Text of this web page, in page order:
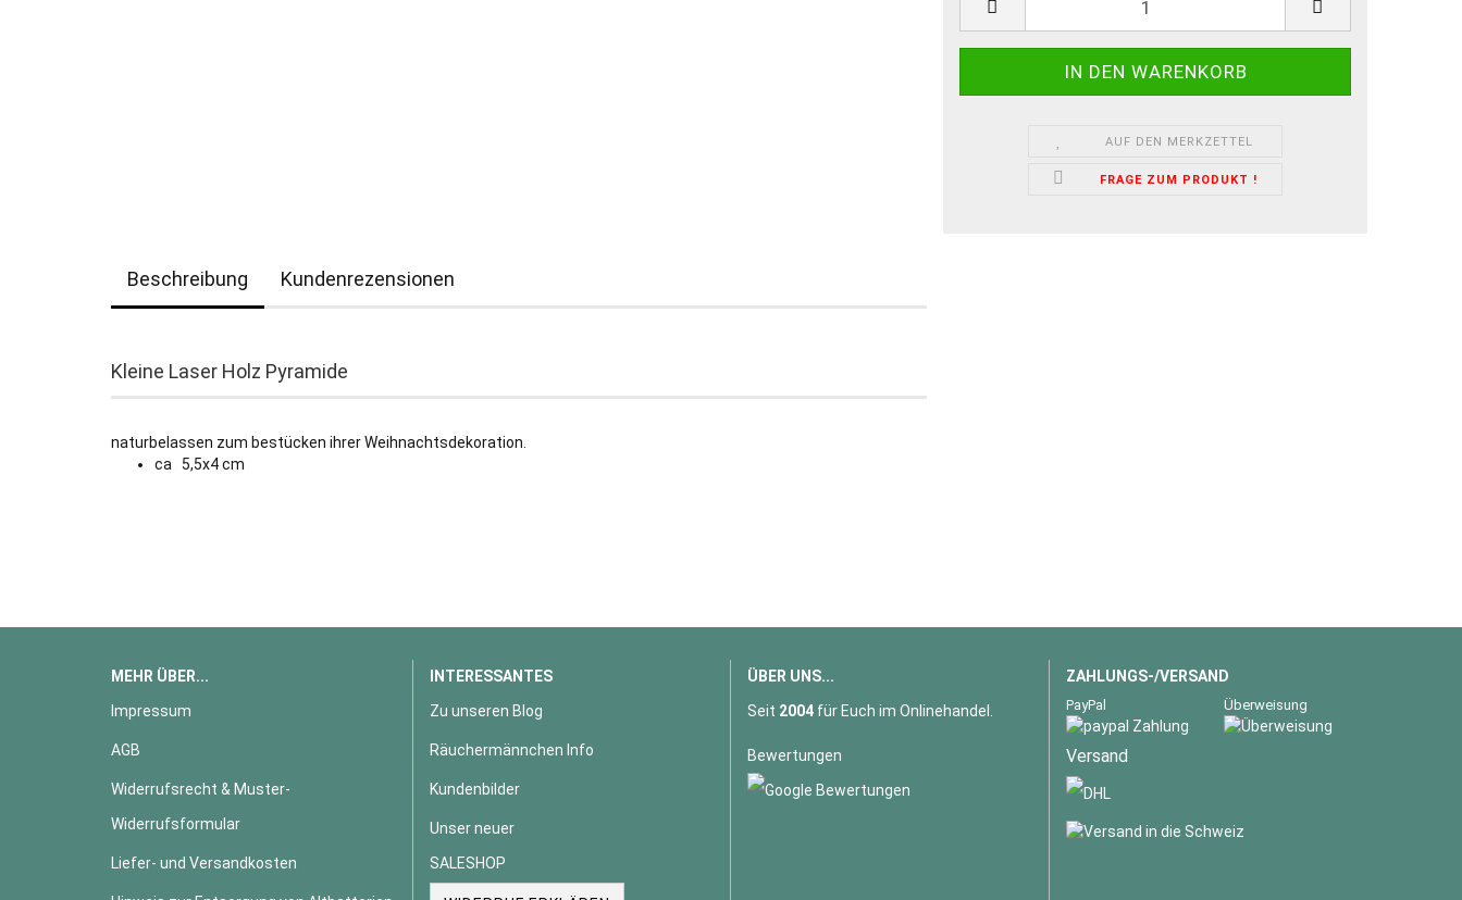
AUF DEN MERKZETTEL
FRAGE ZUM PRODUKT !
Beschreibung Kundenrezensionen
Kleine Laser Holz Pyramide
naturbelassen zum bestücken ihrer Weihnachtsdekoration.
ca 5,5x4 cm
MEHR ÜBER...
Impressum
AGB
Widerrufsrecht & Muster-
Widerrufsformular
Liefer- und Versandkosten
INTERESSANTES
Zu unseren Blog
Räuchermännchen Info
Kundenbilder
Unser neuer
SALESHOP
ÜBER UNS...
Seit 2004 für Euch im Onlinehandel.
Bewertungen
ZAHLUNGS-/VERSAND
PayPal Überweisung
Versand